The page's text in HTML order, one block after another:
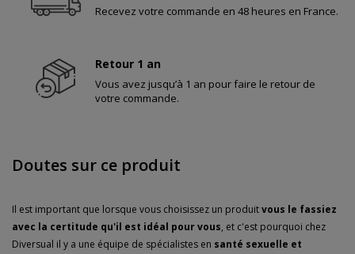
Recevez votre commande en 48 heures en France.
Retour 1 an
Vous avez jusqu’à 1 an pour faire le retour de
votre commande.
Doutes sur ce produit
Il est important que lorsque vous choisissez un produitvous le fassiez
avec la certitude qu'il est idéal pour vous, et c'est pourquoi chez
Diversual il y a une équipe de spécialistes en santé sexuelle et